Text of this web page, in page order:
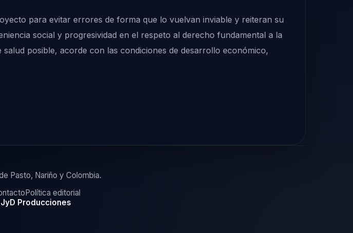
para evitar errores de forma que lo vuelvan inviable y reiteran su
social y progresividad en el respeto al derecho fundamental a la
posible, acorde con las condiciones de desarrollo económico,
Pasto, Nariño y Colombia.
Política editorial
Producciones